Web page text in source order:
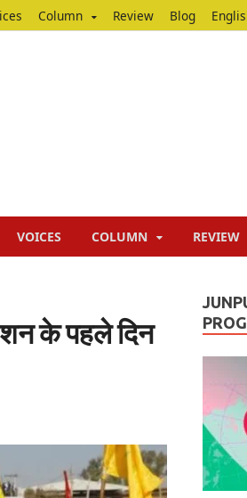
Column Review Blog
VOICES COLUMN REVIEW
के पहले दिन